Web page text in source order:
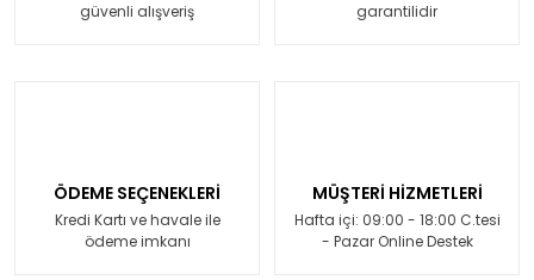
güvenli alışveriş
garantilidir
ÖDEME SEÇENEKLERİ
Kredi Kartı ve havale ile
ödeme imkanı
MÜŞTERİ HİZMETLERİ
Hafta içi: 09:00 - 18:00 C.tesi
- Pazar Online Destek